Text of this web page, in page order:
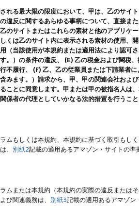
れる最大限の限度において、甲は、乙のサイ
違反に関するあらゆる事柄について、直接ま
のサイトまたはこれらの素材と他のアプリ
くは乙のサイト内に表示される素材の使用、
（当該使用が本規約または適用法により認可
。）の条件の違反、 (E) 乙の税金および関税
不履行、 (F) 乙、乙の従業員または下請業者
みます。）請求から、甲、甲の関連会社およ
ことに同意します。甲または甲の被指名人は
係者の代理としていかなる法的措置を行うこ
ムもしくは本規約、本規約に基づく取引もし
、 別紙2記載の適用あるアマゾン・サイトの
ムまたは本規約（本規約の実際の違反または
び関連義務は、 別紙3記載の適用あるアマゾン